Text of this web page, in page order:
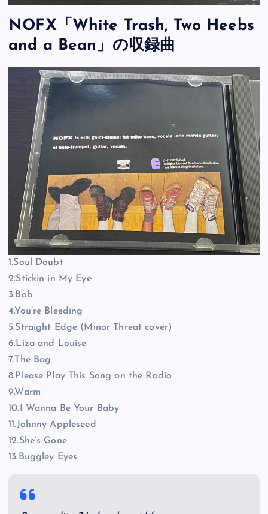
NOFX「White Trash, Two Heebs
and a Bean」の収録曲
1.Soul Doubt
2.Stickin in My Eye
3.Bob
4.You’re Bleeding
5.Straight Edge (Minor Threat cover)
6.Liza and Louise
7.The Bag
8.Please Play This Song on the Radio
9.Warm
10.I Wanna Be Your Baby
11.Johnny Appleseed
12.She’s Gone
13.Buggley Eyes